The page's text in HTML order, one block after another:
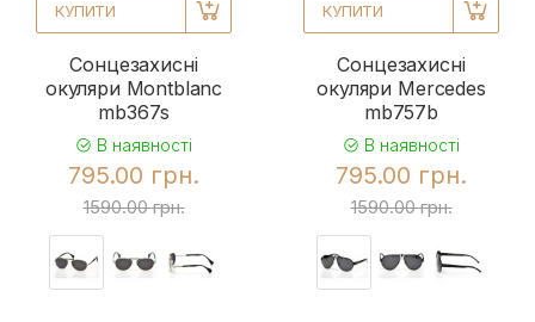
КУПИТИ
Сонцезахисні
окуляри Montblanc
mb367s
В наявності
795.00 грн.
1590.00 грн.
КУПИТИ
Сонцезахисні
окуляри Mercedes
mb757b
В наявності
795.00 грн.
1590.00 грн.